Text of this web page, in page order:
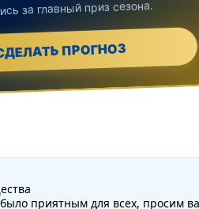
за главный приз сезона.
ПРОГНОЗ
приятным для всех, просим